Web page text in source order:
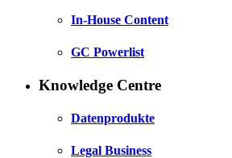
In-House Content
GC Powerlist
Knowledge Centre
Datenprodukte
Legal Business